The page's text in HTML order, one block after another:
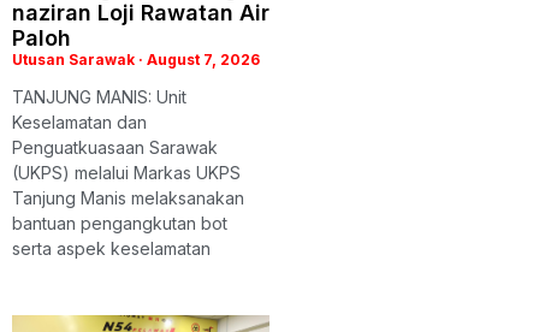
naziran Loji Rawatan Air
Paloh
Utusan Sarawak August 7, 2026
TANJUNG MANIS: Unit
Keselamatan dan
Penguatkuasaan Sarawak
(UKPS) melalui Markas UKPS
Tanjung Manis melaksanakan
bantuan pengangkutan bot
serta aspek keselamatan